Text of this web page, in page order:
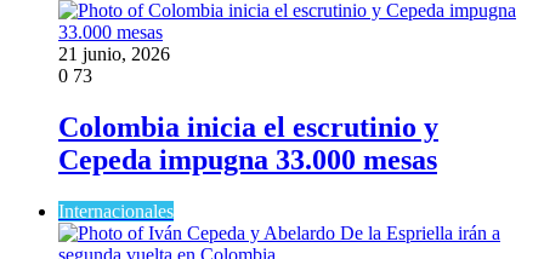
21 junio, 2026
0 73
Colombia inicia el escrutinio y
Cepeda impugna 33.000 mesas
Internacionales